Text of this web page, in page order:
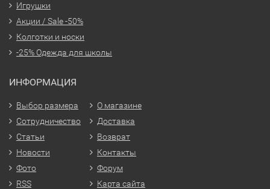
Игрушки
Акции / Sale -50%
Колготки и носки
-25% Одежда для школы
ИНФОРМАЦИЯ
Выбор размера
Сотрудничество
Статьи
Новости
Фото
RSS
О магазине
Доставка
Возврат
Контакты
Форум
Карта сайта